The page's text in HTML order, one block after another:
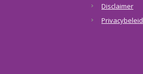
Disclaimer
Privacybeleid